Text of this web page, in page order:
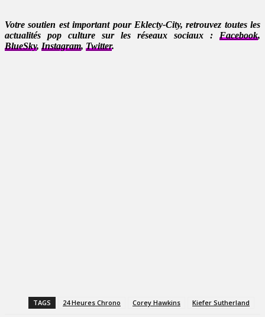
Votre soutien est important pour Eklecty-City, retrouvez toutes les
actualités pop culture sur les réseaux sociaux : Facebook,
BlueSky, Instagram, Twitter.
TAGS 24 Heures Chrono Corey Hawkins Kiefer Sutherland